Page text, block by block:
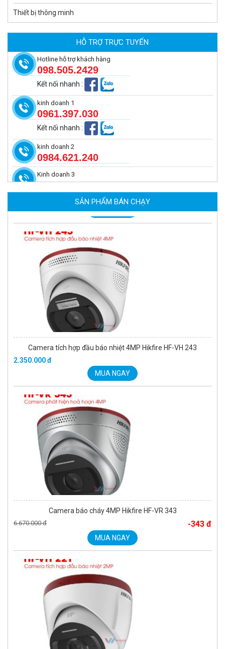
Thiết bị thông minh
HỖ TRỢ TRỰC TUYẾN
Hotline hỗ trợ khách hàng
098.505.2429
Kết nối nhanh :
kinh doanh 1
0961.397.030
Kết nối nhanh :
kinh doanh 2
0984.621.240
Kinh doanh 3
SẢN PHẨM BÁN CHẠY
Camera tích hợp đầu báo nhiệt 2MP Hikfire HF-VH 221
1.679.000 đ
MUA NGAY
Camera tích hợp đầu báo nhiệt 2MP Hikfire HF-VH 223
MUA NGAY
Camera tích hợp đầu báo nhiệt 4MP Hikfire HF-VH 243
2.350.000 đ
MUA NGAY
Camera báo cháy 4MP Hikfire HF-VR 343
6.670.000 đ -343 đ
MUA NGAY